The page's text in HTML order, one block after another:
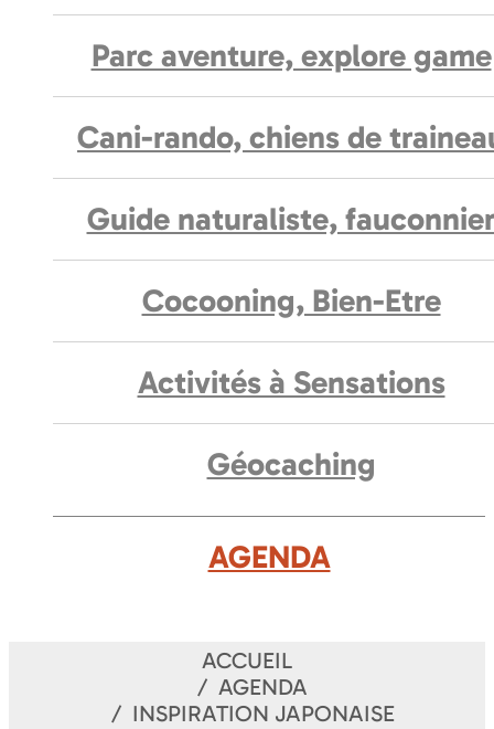
Parc aventure, explore game
Cani-rando, chiens de
Guide naturaliste,
Cocooning, Bien-Etre
Activités à Sensations
Géocaching
AGENDA
ACCUEIL
AGENDA
INSPIRATION JAPONAISE